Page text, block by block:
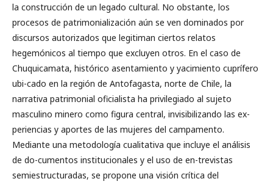
la construcción de un legado cultural. No obstante, los
procesos de patrimonialización aún se ven dominados por
discursos autorizados que legitiman ciertos relatos
hegemónicos al tiempo que excluyen otros. En el caso de
Chuquicamata, histórico asentamiento y yacimiento cuprífero
ubi-cado en la región de Antofagasta, norte de Chile, la
narrativa patrimonial oficialista ha privilegiado al sujeto
masculino minero como figura central, invisibilizando las ex-
periencias y aportes de las mujeres del campamento.
Mediante una metodología cualitativa que incluye el análisis
de do-cumentos institucionales y el uso de en-trevistas
semiestructuradas, se propone una visión crítica del